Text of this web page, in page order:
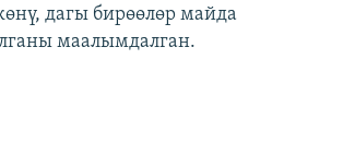
дагы бирөөлөр майда
маалымдалган.